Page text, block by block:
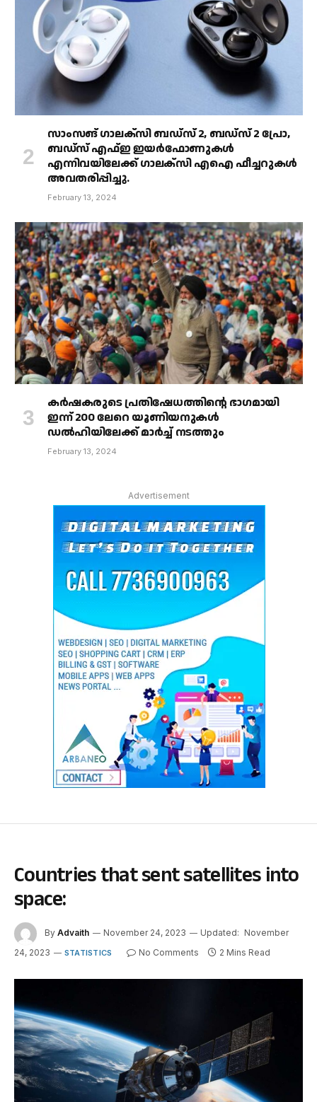
സാംസങ് ഗാലക്‌സി ബഡ്‌സ് 2, ബഡ്‌സ് 2 പ്രോ,
ബഡ്‌സ് എഫ്ഇ ഇയർഫോണുകൾ
എന്നിവയിലേക്ക് ഗാലക്‌സി എഐ ഫീച്ചറുകൾ
അവതരിപ്പിച്ചു.
February 13, 2024
കർഷകരുടെ പ്രതിഷേധത്തിൻ്റെ ഭാഗമായി
ഇന്ന് 200 ലേറെ യൂണിയനുകൾ
ഡൽഹിയിലേക്ക് മാർച്ച് നടത്തും
February 13, 2024
Advertisement
Countries that sent satellites into
space:
By Advaith November 24, 2023 Updated: November
24, 2023
STATISTICS No Comments 2 Mins Read